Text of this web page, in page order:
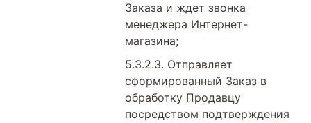
Заказа и ждет звонка
менеджера Интернет-
магазина;
Отправляет
сформированный Заказ в
обработку Продавцу
посредством подтверждения